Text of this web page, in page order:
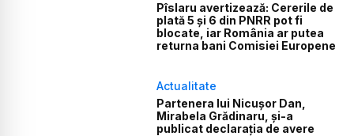
Pîslaru avertizează: Cererile de
plată 5 și 6 din PNRR pot fi
blocate, iar România ar putea
returna bani Comisiei Europene
Actualitate
Partenera lui Nicușor Dan,
Mirabela Grădinaru, și-a
publicat declarația de avere